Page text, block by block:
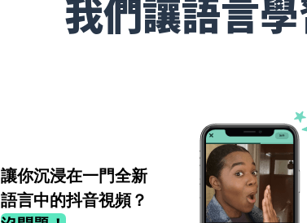
我們讓語言學
讓你沉浸在一門全新
語言中的抖音視頻？